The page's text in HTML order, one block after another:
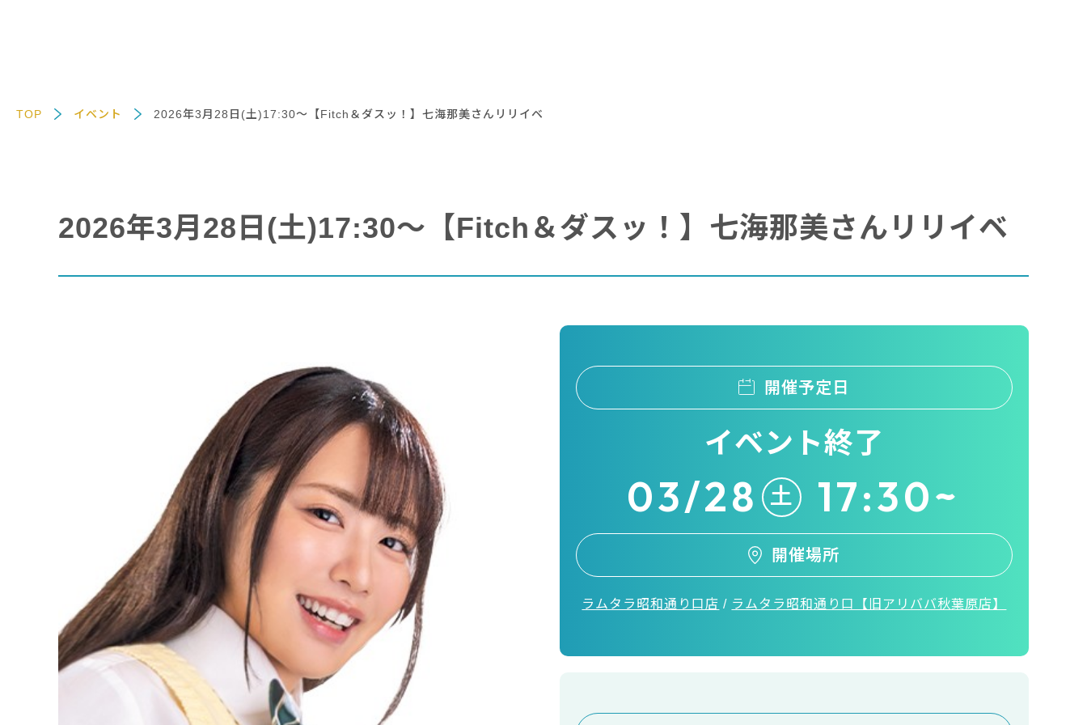
TOP イベント 2026年3月28日(土)17:30～【Fitch＆ダスッ！】七海那美さんリリイベ
2026年3月28日(土)17:30～【Fitch＆ダスッ！】七海那美さんリリイベ
開催予定日
イベント終了
03/28 土 17:30~
開催場所
ラムタラ昭和通り口店 / ラムタラ昭和通り口【旧アリババ秋葉原店】